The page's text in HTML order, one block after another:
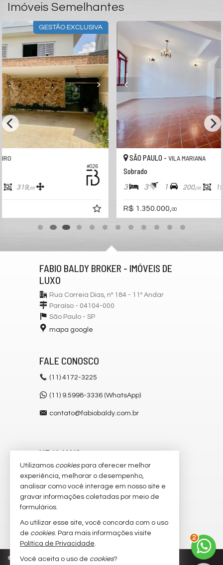
Imóveis Semelhantes
OPORTUNIDADE
3 200, 198, 00
FABIO BALDY BROKER - IMÓVEIS DE
LUXO
Rua Correia Dias, nº 184 - 11º Andar
Paraíso - 04104-000
São Paulo - SP
mapa google
FALE CONOSCO
(11) 4172-3225
(11) 9.5998-3336 (WhatsApp)
contato@fabiobaldy.com.br
VEJA MAIS
receba nosso newsletter
cadastre seu imóvel
imóveis favoritos
mapa de imóveis
© 2026 CRECI/SP 182.671-F Política de Privacidade
2
Utilizamos cookiespara oferecer melhor
experiência, melhorar o desempenho,
analisar como você interage em nosso site e
gravar informações coletadas por meio de
formulários.
Ao utilizar esse site, você concorda com o uso
de cookies. Para mais informações visite
Política de Privacidade.
Você aceita o uso de cookies?